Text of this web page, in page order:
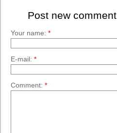
Post new comment
Your name: *
E-mail: *
Comment: *